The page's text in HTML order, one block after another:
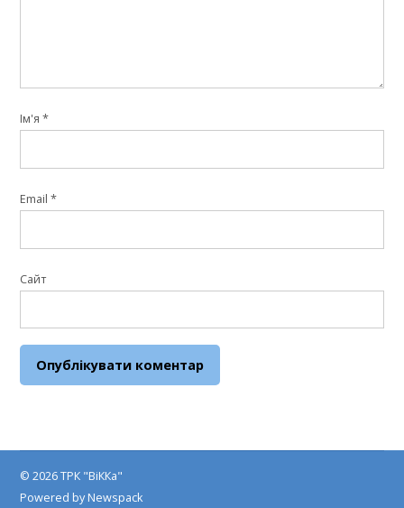
Ім'я*
Email*
Сайт
© 2026 ТРК "ВіККа"
Powered by Newspack